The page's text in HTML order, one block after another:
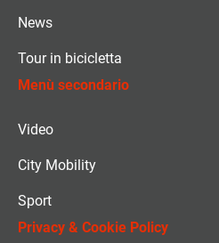
News
Tour in bicicletta
Menù secondario
Video
City Mobility
Sport
Privacy & Cookie Policy